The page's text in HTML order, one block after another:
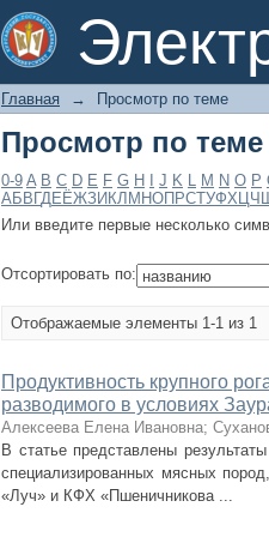
Просмотр по теме
Главная → Просмотр по теме
Просмотр по
0-9 A B C D E F G H J K L M N O P
АБ В ГДЕ ЁЖЗИ КЛ М НОП РСТУФХ ЦЧ
Или введите первые несколько
Отсортировать по:
Отображаемые элементы 1-1 из 1
Продуктивность крупного
разводимого в условиях
Алексеева Елена Ивановна;
В статье представлены
специализированных мясных
«Луч» и КФХ «Пшеничникова ...